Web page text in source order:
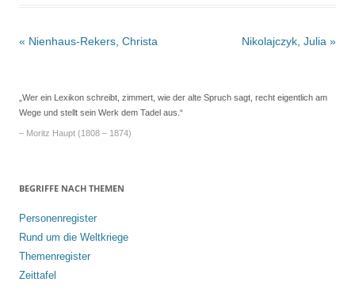
Beitrags-
« Nienhaus-Rekers, Christa Nikolajczyk, Julia »
„Wer ein Lexikon schreibt, zimmert, wie der alte Spruch sagt, recht eigentlich am
Wege und stellt sein Werk dem Tadel aus.“
– Moritz Haupt (1808 – 1874)
BEGRIFFE NACH THEMEN
Personenregister
Rund um die Weltkriege
Themenregister
Zeittafel